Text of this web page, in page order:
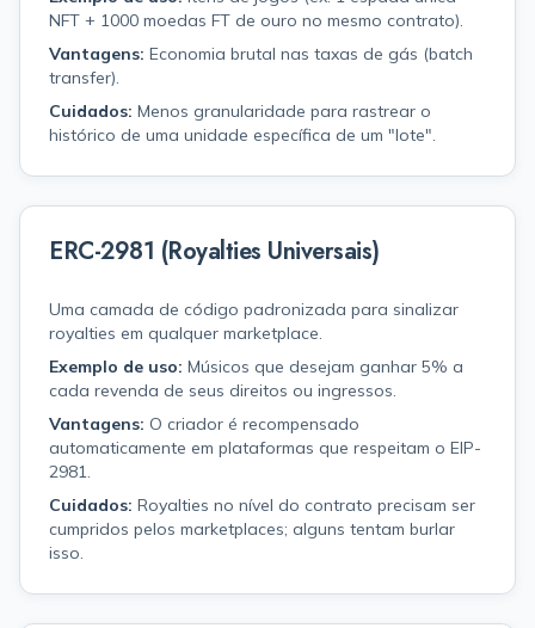
NFT + 1000 moedas FT de ouro no mesmo contrato).
Vantagens: Economia brutal nas taxas de gás (batch
transfer).
Cuidados: Menos granularidade para rastrear o
histórico de uma unidade específica de um "lote".
ERC-2981 (Royalties Universais)
Uma camada de código padronizada para sinalizar
royalties em qualquer marketplace.
Exemplo de uso: Músicos que desejam ganhar 5% a
cada revenda de seus direitos ou ingressos.
Vantagens: O criador é recompensado
automaticamente em plataformas que respeitam o EIP-
2981.
Cuidados: Royalties no nível do contrato precisam ser
cumpridos pelos marketplaces; alguns tentam burlar
isso.